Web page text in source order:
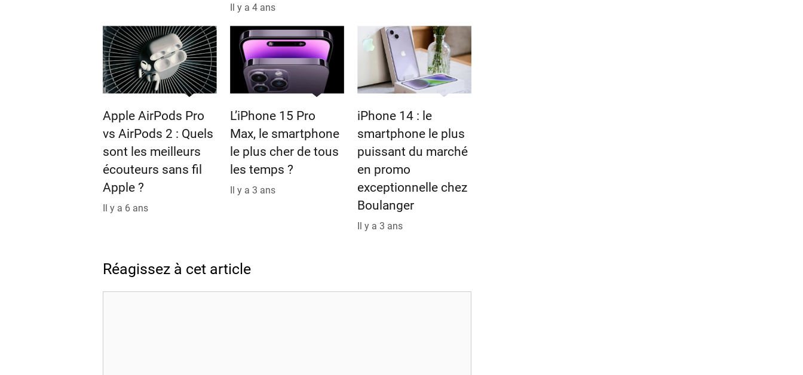
Il y a 4 ans
Apple AirPods Pro
vs AirPods 2 : Quels
sont les meilleurs
écouteurs sans fil
Apple ?
Il y a 6 ans
L’iPhone 15 Pro
Max, le smartphone
le plus cher de tous
les temps ?
Il y a 3 ans
iPhone 14 : le
smartphone le plus
puissant du marché
en promo
exceptionnelle chez
Boulanger
Il y a 3 ans
Réagissez à cet article